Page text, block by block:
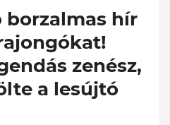
borzalmas hír
zenész,
a lesújtó